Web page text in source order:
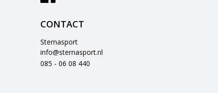
CONTACT
Sternasport
info@sternasport.nl
085 - 06 08 440